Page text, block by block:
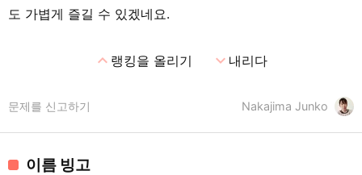
도 가볍게 즐길 수 있겠네요.
expand_less랭킹을 올리기 expand_more내리다
Nakajima Junko
문제를 신고하기
이름 빙고